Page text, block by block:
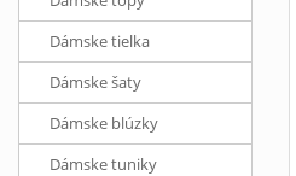
Dámske tielka
Dámske šaty
Dámske blúzky
Dámske tuniky